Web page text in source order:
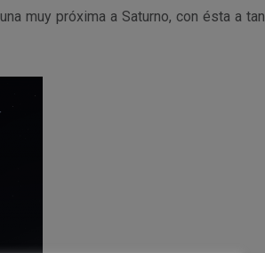
muy próxima a Saturno, con ésta a tan